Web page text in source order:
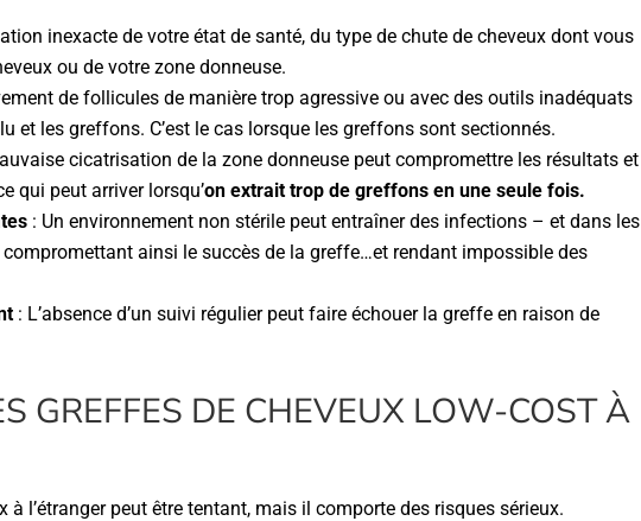
inexacte de votre état de santé, du type de chute de cheveux dont vous
ou de votre zone donneuse.
de follicules de manière trop agressive ou avec des outils inadéquats
et les greffons. C’est le cas lorsque les greffons sont sectionnés.
cicatrisation de la zone donneuse peut compromettre les résultats et
qui peut arriver lorsqu’on extrait trop de greffons en une seule fois.
: Un environnement non stérile peut entraîner des infections – et dans les
compromettant ainsi le succès de la greffe…et rendant impossible des
: L’absence d’un suivi régulier peut faire échouer la greffe en raison de
GREFFES DE CHEVEUX LOW-COST À
à l’étranger peut être tentant, mais il comporte des risques sérieux.